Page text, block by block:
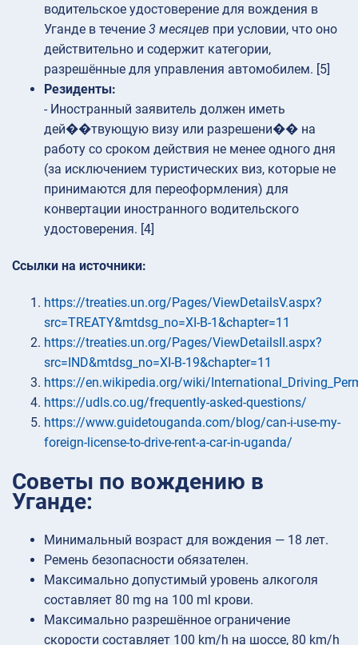
водительское удостоверение для вождения в
Уганде в течение 3 месяцев при условии, что оно
действительно и содержит категории,
разрешённые для управления автомобилем. [5]
Резиденты:
- Иностранный заявитель должен иметь
дей��твующую визу или разрешени�� на
работу со сроком действия не менее одного дня
(за исключением туристических виз, которые не
принимаются для переоформления) для
конвертации иностранного водительского
удостоверения. [4]
Ссылки на источники:
https://treaties.un.org/Pages/ViewDetailsV.aspx?
src=TREATY&mtdsg_no=XI-B-1&chapter=11
https://treaties.un.org/Pages/ViewDetailsII.aspx?
src=IND&mtdsg_no=XI-B-19&chapter=11
https://en.wikipedia.org/wiki/
https://udls.co.ug/frequently-asked-questions/
https://www.guidetouganda.com/blog/can-i-use-my-
foreign-license-to-drive-rent-a-car-in-uganda/
Советы по вождению в
Уганде:
Минимальный возраст для вождения — 18 лет.
Ремень безопасности обязателен.
Максимально допустимый уровень алкоголя
составляет 80 mg на 100 ml крови.
Максимально разрешённое ограничение
скорости составляет 100 km/h на шоссе, 80 km/h